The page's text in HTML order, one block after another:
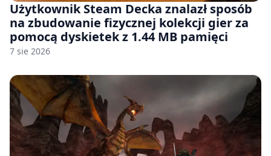
Użytkownik Steam Decka znalazł sposób
na zbudowanie fizycznej kolekcji gier za
pomocą dyskietek z 1.44 MB pamięci
7 sie 2026